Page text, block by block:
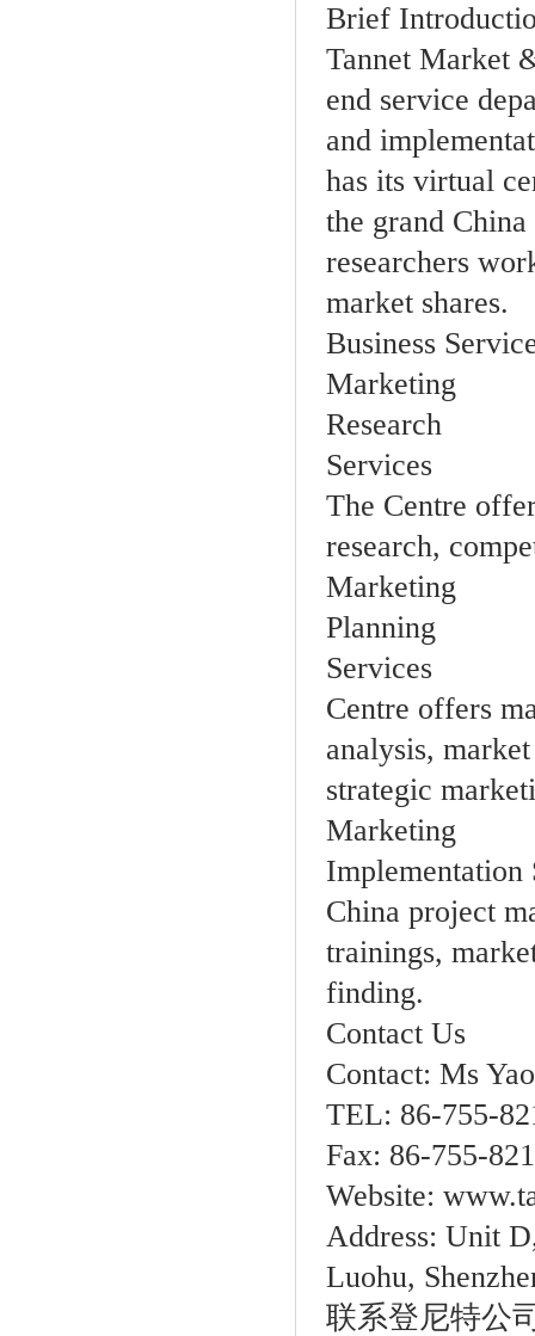
Brief
Tannet Market
end service
and
has its virtual
the grand
researchers
market shares.
Business
Marketing
Research
Services
The Centre
research,
Marketing
Planning
Services
Centre offers
analysis,
strategic
Marketing
Implementation
China project
trainings,
finding.
Contact Us
Contact: Ms
TEL: 86-755-
Fax: 86-755-
Website:
Address: Unit
Luohu,
联系登尼特公